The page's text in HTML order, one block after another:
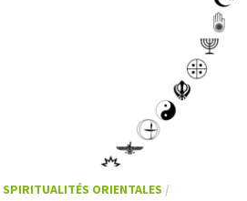
ORIENTALES /